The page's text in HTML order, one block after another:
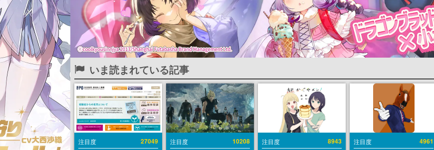
いま読まれている記事
注目度 27049 注目度 10208 注目度 8943 注目度 4961